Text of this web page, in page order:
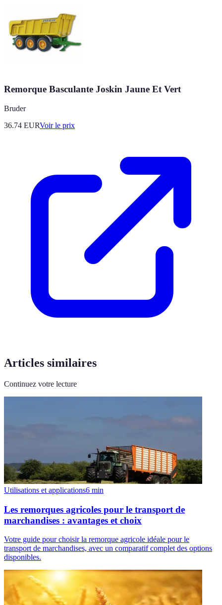
Remorque Basculante Joskin Jaune Et Vert
Bruder
36.74 EURVoir le prix
Articles similaires
Continuez votre lecture
Utilisations et applications6 min
Les remorques agricoles pour le transport de
marchandises : avantages et choix
Votre guide pour choisir la remorque agricole idéale pour le
transport de marchandises, avec un comparatif complet des options
disponibles.